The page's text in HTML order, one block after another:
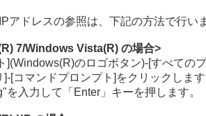
アドレスの参照は、下記の方法で行い
7/Windows Vista(R) の場合>
](Windows(R)のロゴボタン)-[すべての
]-[コマンドプロンプト]をクリックしま
を入力して「Enter」キーを押します。